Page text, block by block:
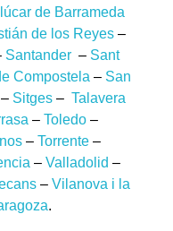
de Barrameda
de los Reyes –
Santander – Sant
Compostela – San
– Sitges – Talavera
– Toledo –
– Torrente –
– Valladolid –
– Vilanova i la
.